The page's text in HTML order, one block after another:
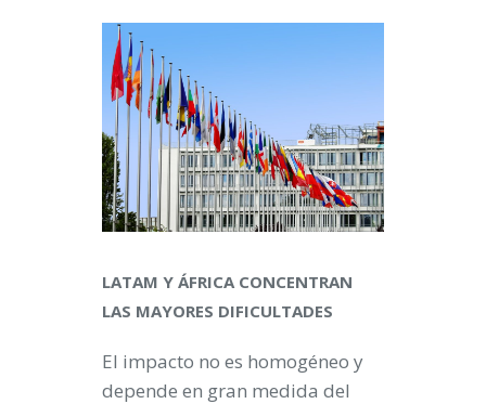
LATAM Y ÁFRICA CONCENTRAN
LAS MAYORES DIFICULTADES
El impacto no es homogéneo y
depende en gran medida del